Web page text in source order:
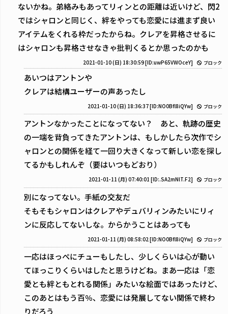
ないかね。弟絡みもあってリィンとの距離は近いけど、閃2
ではシャロンと同じく、絆をやっても恋愛には進まず良い
アイテムをくれる枠だったからね。クレアを昇格させるに
はシャロンも昇格させなきゃ批判くるとか思ったのかも
2021-01-10 (日) 18:30:59[ID:uwP65VWOceY] ブロック
あいつはアントンや
クレアは結構ユーザーの声あったし
2021-01-10 (日) 18:36:37[ID:NO0Bfl8iQYw] ブロック
アントンなかったことになってない？ あと、軌跡の歴史
の一端を背負ってきたアントンは、もしかしたら次作でシ
ャロンとの関係を経て一回り大きくなって新しい恋を探し
てるかもしれんぞ（要はいつもどおり）
2021-01-11 (月) 07:40:01 [ID:.SA2mNlT.F2] ブロック
別になってない。手紙の交友だ
そもそもシャロンはクレアやデュバリィンみたいにリィ
ンに反応してないしな。からかうことはあっても
2021-01-11 (月) 08:58:02 [ID:NO0Bfl8iQYw] ブロック
一応はほっぺにチューもしたし、少しくらいは心が動い
てほっこりくらいはしたと思うけどね。まあ一応は「恋
愛とも絆ともとれる関係」みたいな絵面ではあったけど、
このあとはもう百％、恋愛には発展してない関係で終わ
りだろう